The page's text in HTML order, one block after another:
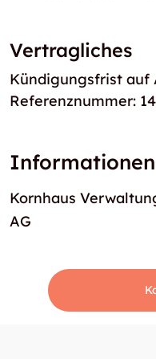
Vertragliches
Kündigungsfrist auf
Referenznummer:
Kornhaus
AG